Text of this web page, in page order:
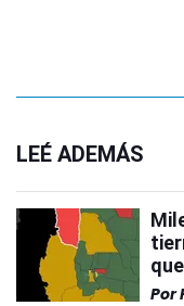
LEÉ ADEMÁS
Por